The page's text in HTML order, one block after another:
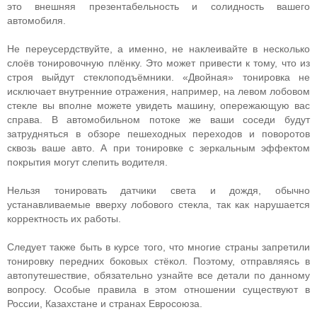
это внешняя презентабельность и солидность вашего
автомобиля.
Не переусердствуйте, а именно, не наклеивайте в несколько
слоёв тонировочную плёнку. Это может привести к тому, что из
строя выйдут стеклоподъёмники. «Двойная» тонировка не
исключает внутренние отражения, например, на левом лобовом
стекле вы вполне можете увидеть машину, опережающую вас
справа. В автомобильном потоке же ваши соседи будут
затрудняться в обзоре пешеходных переходов и поворотов
сквозь ваше авто. А при тонировке с зеркальным эффектом
покрытия могут слепить водителя.
Нельзя тонировать датчики света и дождя, обычно
устанавливаемые вверху лобового стекла, так как нарушается
корректность их работы.
Следует также быть в курсе того, что многие страны запретили
тонировку передних боковых стёкол. Поэтому, отправляясь в
автопутешествие, обязательно узнайте все детали по данному
вопросу. Особые правила в этом отношении существуют в
России, Казахстане и странах Евросоюза.